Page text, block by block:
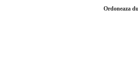
in apa, din calcit in aragonit. Aragonitul este solubil in
Ordoneaza